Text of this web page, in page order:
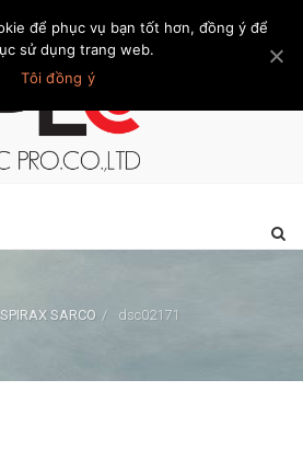
Khách hàng Liên hệ Thành viên
SPIRAX SARCO / dsc02171
để phục vụ bạn tốt hơn, đồng ý để
sử dụng trang web.
Tôi đồng ý